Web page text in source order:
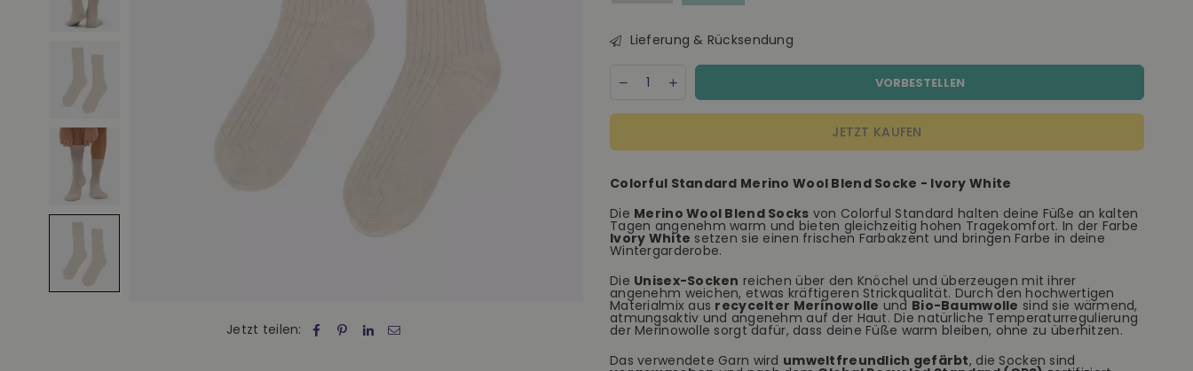
Jetzt teilen:
Lieferung & Rücksendung
Decrease
for
Blend
-
Ivory
White
Increase
quantity
for
Blend
-
Ivory
White
VORBESTELLEN
JETZT KAUFEN
Colorful Standard Merino Wool Blend Socke - Ivory White
Die Merino Wool Blend Socks von Colorful Standard halten deine Füße an kalten
Tagen angenehm warm und bieten gleichzeitig hohen Tragekomfort. In der Farbe
Ivory White setzen sie einen frischen Farbakzent und bringen Farbe in deine
Wintergarderobe.
Die Unisex-Socken reichen über den Knöchel und überzeugen mit ihrer
angenehm weichen, etwas kräftigeren Strickqualität. Durch den hochwertigen
Materialmix aus recycelter Merinowolle und Bio-Baumwolle sind sie wärmend,
atmungsaktiv und angenehm auf der Haut. Die natürliche Temperaturregulierung
der Merinowolle sorgt dafür, dass deine Füße warm bleiben, ohne zu überhitzen.
Das verwendete Garn wird umweltfreundlich gefärbt, die Socken sind